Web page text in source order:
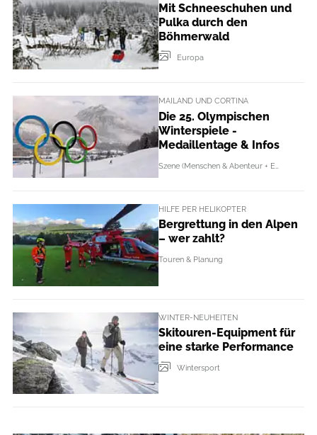
Mit Schneeschuhen und
Pulka durch den
Böhmerwald
Europa
MAILAND UND CORTINA
Die 25. Olympischen
Winterspiele -
Medaillentage & Infos
HILFE PER HELIKOPTER
Bergrettung in den Alpen
– wer zahlt?
Touren & Planung
WINTER-NEUHEITEN
Skitouren-Equipment für
eine starke Performance
Wintersport